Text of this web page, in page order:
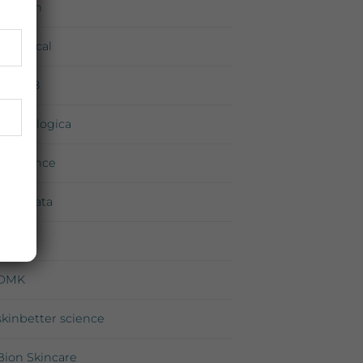
Environ
iS Clinical
Medik8
Dermalogica
Exuviance
Neostrata
science
Skincare